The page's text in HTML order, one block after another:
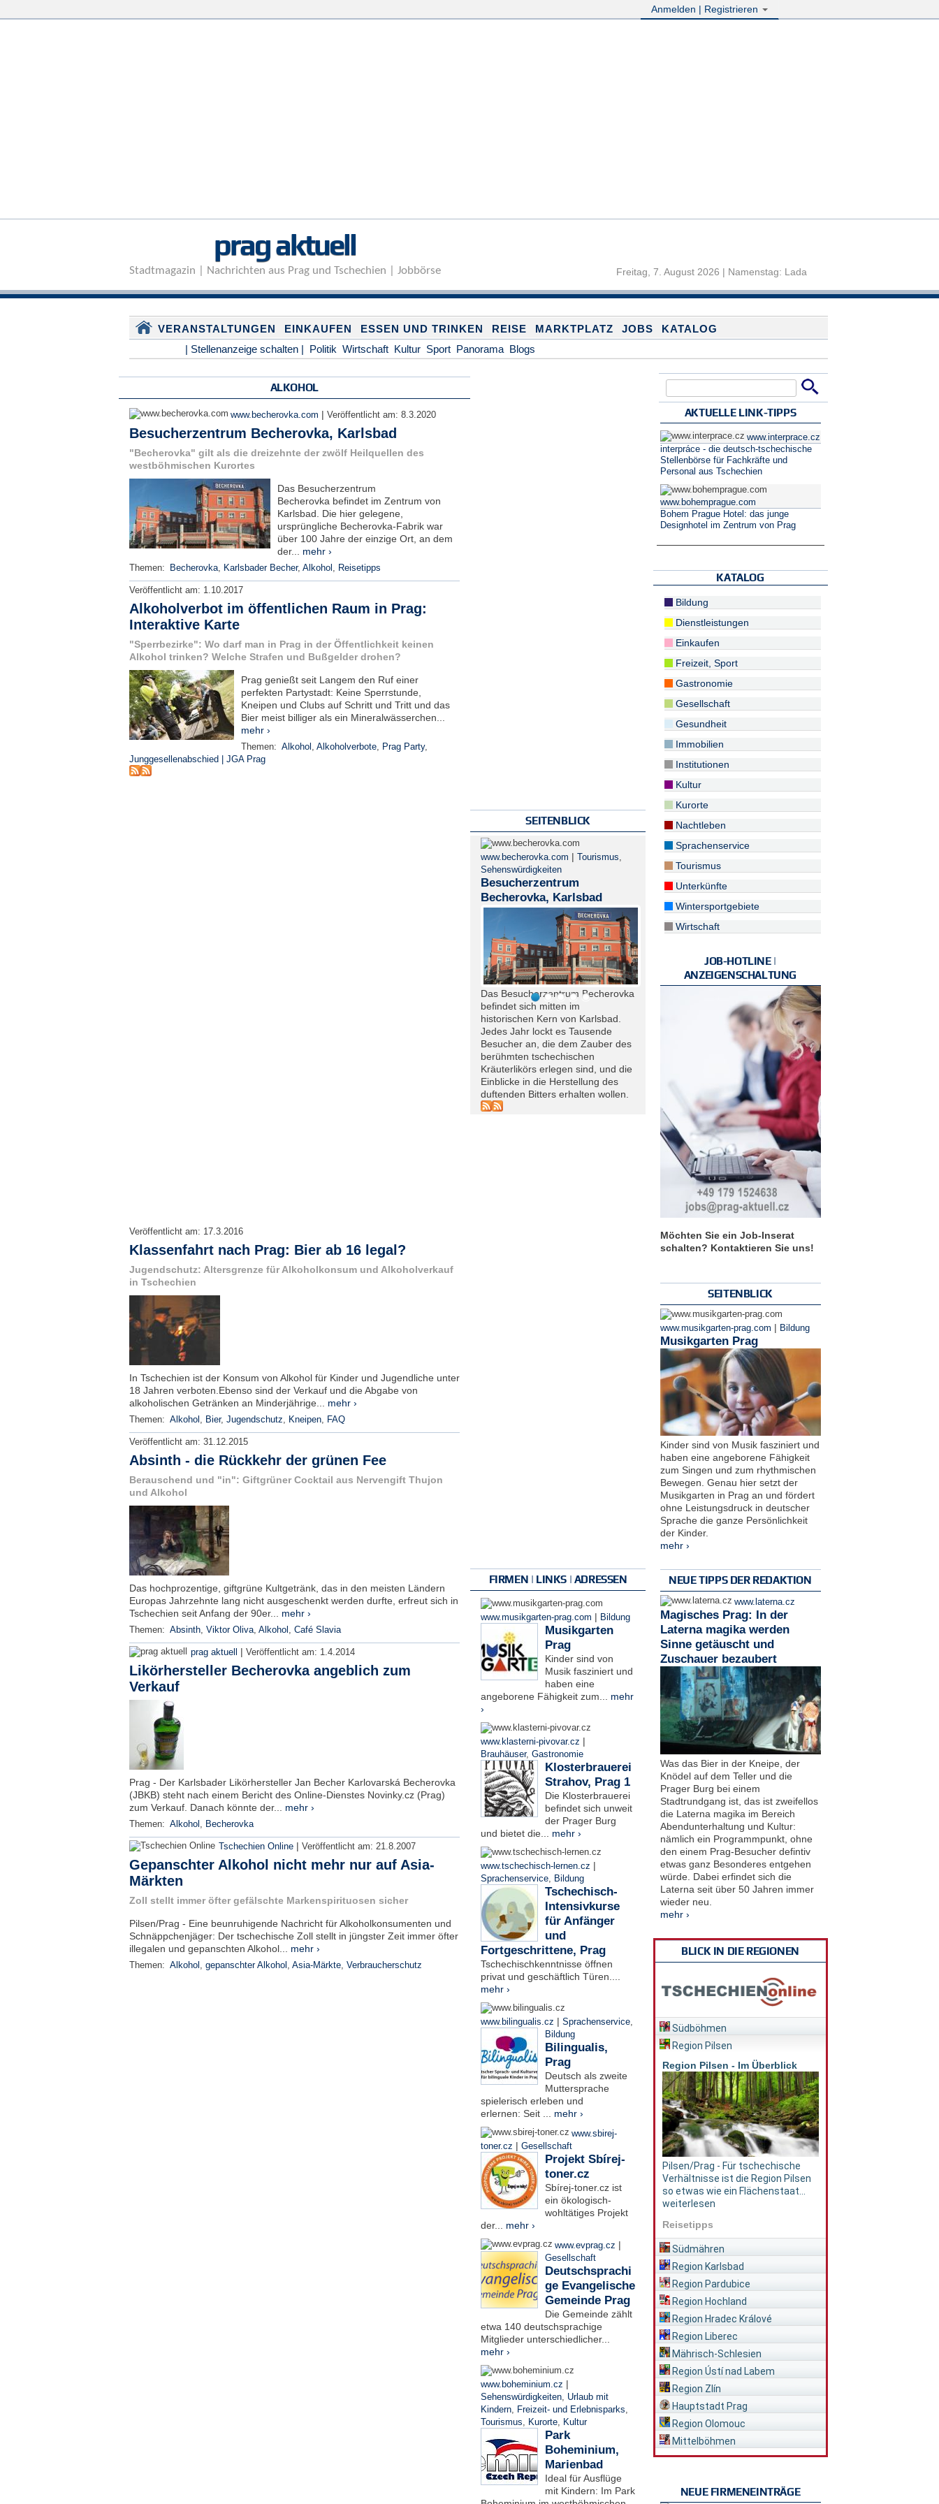
Anmelden | Registrieren
prag aktuell
Stadtmagazin | Nachrichten aus Prag und Tschechien | Jobbörse Freitag, 7. August 2026 | Namenstag: Lada
VERANSTALTUNGEN EINKAUFEN ESSEN UND TRINKEN REISE MARKTPLATZ JOBS
KATALOG
| Stellenanzeige schalten | Politik Wirtschaft Kultur Sport Panorama Blogs
ALKOHOL
www.becherovka.com | Veröffentlicht am: 8.3.2020
Besucherzentrum Becherovka, Karlsbad
"Becherovka" gilt als die dreizehnte der zwölf Heilquellen des
westböhmischen Kurortes
Das Besucherzentrum
Becherovka befindet im Zentrum von
Karlsbad. Die hier gelegene,
ursprüngliche Becherovka-Fabrik war
über 100 Jahre der einzige Ort, an dem
der... mehr ›
Themen: Becherovka, Karlsbader Becher, Alkohol , Reisetipps
Veröffentlicht am: 1.10.2017
Alkoholverbot im öffentlichen Raum in Prag:
Interaktive Karte
"Sperrbezirke": Wo darf man in Prag in der Öffentlichkeit keinen
Alkohol trinken? Welche Strafen und Bußgelder drohen?
Prag genießt seit Langem den Ruf einer
perfekten Partystadt: Keine Sperrstunde,
Kneipen und Clubs auf Schritt und Tritt und das
Bier meist billiger als ein Mineralwässerchen...
mehr ›
Themen: Alkohol , Alkoholverbote, Prag Party,
Junggesellenabschied | JGA Prag
Veröffentlicht am: 17.3.2016
Klassenfahrt nach Prag: Bier ab 16 legal?
Jugendschutz: Altersgrenze für Alkoholkonsum und Alkoholverkauf
in Tschechien
In Tschechien ist der Konsum von Alkohol für Kinder und Jugendliche unter
18 Jahren verboten.Ebenso sind der Verkauf und die Abgabe von
alkoholischen Getränken an Minderjährige... mehr ›
Themen: Alkohol , Bier, Jugendschutz, Kneipen, FAQ
Veröffentlicht am: 31.12.2015
Absinth - die Rückkehr der grünen Fee
Berauschend und "in": Giftgrüner Cocktail aus Nervengift Thujon
und Alkohol
Das hochprozentige, giftgrüne Kultgetränk, das in den meisten Ländern
Europas Jahrzehnte lang nicht ausgeschenkt werden durfte, erfreut sich in
Tschechien seit Anfang der 90er... mehr ›
Themen: Absinth, Viktor Oliva, Alkohol , Café Slavia
prag aktuell | Veröffentlicht am: 1.4.2014
Likörhersteller Becherovka angeblich zum
Verkauf
Prag - Der Karlsbader Likörhersteller Jan Becher Karlovarská Becherovka
(JBKB) steht nach einem Bericht des Online-Dienstes Novinky.cz (Prag)
zum Verkauf. Danach könnte der... mehr ›
Themen: Alkohol , Becherovka
Tschechien Online | Veröffentlicht am: 21.8.2007
Gepanschter Alkohol nicht mehr nur auf Asia-
Märkten
Zoll stellt immer öfter gefälschte Markenspirituosen sicher
Pilsen/Prag - Eine beunruhigende Nachricht für Alkoholkonsumenten und
Schnäppchenjäger: Der tschechische Zoll stellt in jüngster Zeit immer öfter
illegalen und gepanschten Alkohol... mehr ›
Themen: Alkohol , gepanschter Alkohol , Asia-Märkte, Verbraucherschutz
SEITENBLICK
www.becherovka.com | Tourismus,
Sehenswürdigkeiten
Besucherzentrum
Becherovka, Karlsbad
Das Besucherzentrum Becherovka
befindet sich mitten im
historischen Kern von Karlsbad.
Jedes Jahr lockt es Tausende
Besucher an, die dem Zauber des
berühmten tschechischen
Kräuterlikörs erlegen sind, und die
Einblicke in die Herstellung des
duftenden Bitters erhalten wollen.
FIRMEN | LINKS | ADRESSEN
www.musikgarten-prag.com | Bildung
Musikgarten
Prag
Kinder sind von
Musik fasziniert und
haben eine
angeborene Fähigkeit zum... mehr
›
www.klasterni-pivovar.cz |
Brauhäuser, Gastronomie
Klosterbrauerei
Strahov, Prag 1
Die Klosterbrauerei
befindet sich unweit
der Prager Burg
und bietet die... mehr ›
www.tschechisch-lernen.cz |
Sprachenservice, Bildung
Tschechisch-
Intensivkurse
für Anfänger
und
Fortgeschrittene, Prag
Tschechischkenntnisse öffnen
privat und geschäftlich Türen....
mehr ›
www.bilingualis.cz | Sprachenservice,
Bildung
Bilingualis,
Prag
Deutsch als zweite
Muttersprache
spielerisch erleben und
erlernen: Seit ... mehr ›
www.sbirej-
toner.cz | Gesellschaft
Projekt Sbírej-
toner.cz
Sbírej-toner.cz ist
ein ökologisch-
wohltätiges Projekt
der... mehr ›
www.evprag.cz |
Gesellschaft
Deutschsprachi
ge Evangelische
Gemeinde Prag
Die Gemeinde zählt
etwa 140 deutschsprachige
Mitglieder unterschiedlicher...
mehr ›
www.boheminium.cz |
Sehenswürdigkeiten, Urlaub mit
Kindern, Freizeit- und Erlebnisparks,
Tourismus, Kurorte, Kultur
Park
Boheminium,
Marienbad
Ideal für Ausflüge
mit Kindern: Im Park
AKTUELLE LINK-TIPPS
www.interprace.cz
interpráce - die deutsch-tschechische
Stellenbörse für Fachkräfte und
Personal aus Tschechien
www.bohemprague.com
Bohem Prague Hotel: das junge
Designhotel im Zentrum von Prag
KATALOG
Bildung
Dienstleistungen
Einkaufen
Freizeit, Sport
Gastronomie
Gesellschaft
Gesundheit
Immobilien
Institutionen
Kultur
Kurorte
Nachtleben
Sprachenservice
Tourismus
Unterkünfte
Wintersportgebiete
Wirtschaft
JOB-HOTLINE |
ANZEIGENSCHALTUNG
Möchten Sie ein Job-Inserat
schalten? Kontaktieren Sie uns!
SEITENBLICK
www.musikgarten-prag.com | Bildung
Musikgarten Prag
Kinder sind von Musik fasziniert und
haben eine angeborene Fähigkeit
zum Singen und zum rhythmischen
Bewegen. Genau hier setzt der
Musikgarten in Prag an und fördert
ohne Leistungsdruck in deutscher
Sprache die ganze Persönlichkeit
der Kinder.
mehr ›
NEUE TIPPS DER REDAKTION
www.laterna.cz
Magisches Prag: In der
Laterna magika werden
Sinne getäuscht und
Zuschauer bezaubert
Was das Bier in der Kneipe, der
Knödel auf dem Teller und die
Prager Burg bei einem
Stadtrundgang ist, das ist zweifellos
die Laterna magika im Bereich
Abendunterhaltung und Kultur:
nämlich ein Programmpunkt, ohne
den einem Prag-Besucher defintiv
etwas ganz Besonderes entgehen
würde. Dabei erfindet sich die
Laterna seit über 50 Jahren immer
wieder neu.
mehr ›
BLICK IN DIE REGIONEN
Südböhmen
Region Pilsen
Region Pilsen - Im Überblick
Pilsen/Prag - Für tschechische
Verhältnisse ist die Region Pilsen
so etwas wie ein Flächenstaat...
weiterlesen
Reisetipps
Südmähren
Region Karlsbad
Region Pardubice
Region Hochland
Region Hradec Králové
Region Liberec
Mährisch-Schlesien
Region Ústí nad Labem
Region Zlín
Hauptstadt Prag
Region Olomouc
Mittelböhmen
NEUE FIRMENEINTRÄGE